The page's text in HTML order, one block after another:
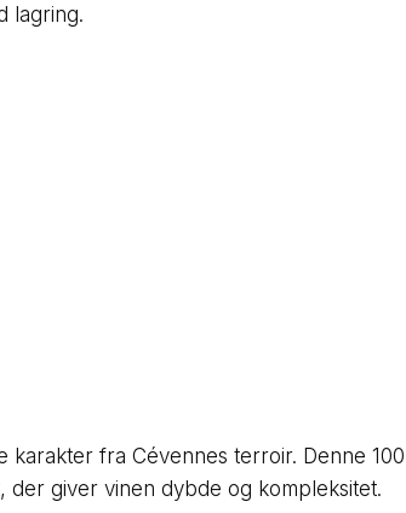
lagring.
fra Cévennes terroir. Denne
giver vinen dybde og kompleksitet.